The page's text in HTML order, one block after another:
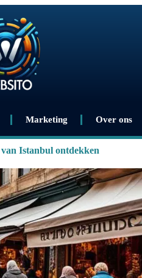
Marketing Over ons
Istanbul ontdekken